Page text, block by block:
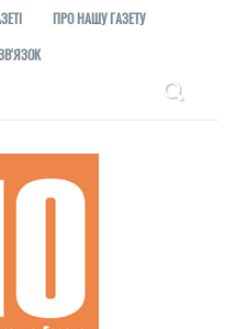
ПРО НАШУ ГАЗЕТУ